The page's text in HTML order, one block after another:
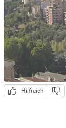
Hilfreich